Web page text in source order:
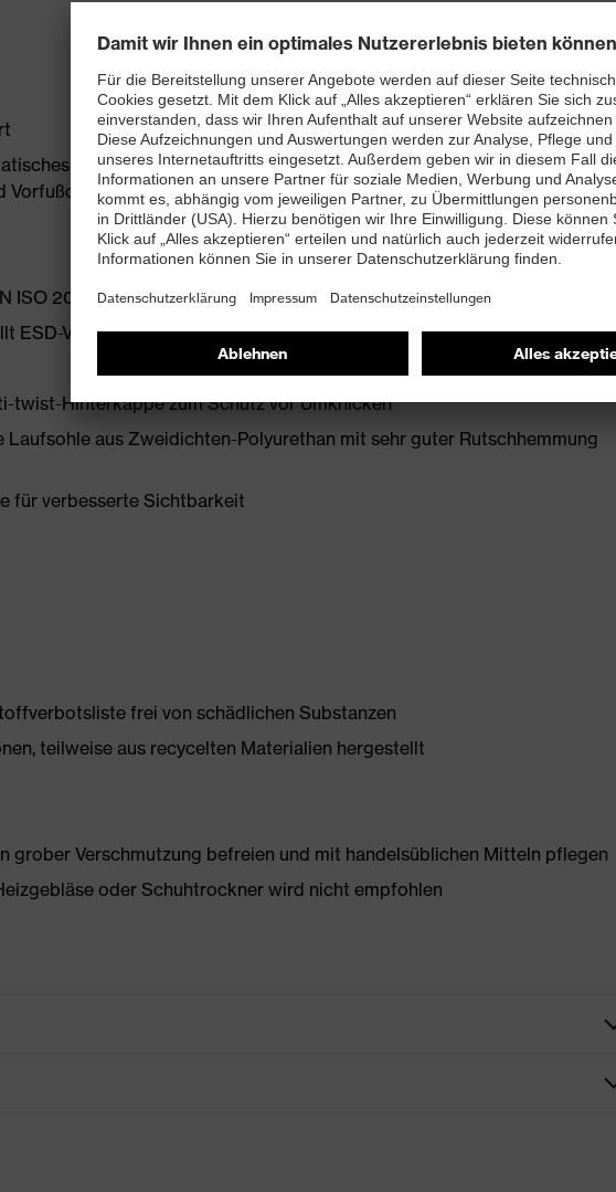
Komfortfußbett mit Feuchtigkeitstransportsystem und
Vorfußdämpfung
ISO 20345:2022 + A1:2024
ESD-Vorgaben mit Ableitwiderstand kleiner 100 Megaohm
twist-Hinterkappe zum Schutz vor Umknicken
aus Zweidichten-Polyurethan mit sehr guter Rutschhemmung
für verbesserte Sichtbarkeit
frei von schädlichen Substanzen
teilweise aus recycelten Materialien hergestellt
grober Verschmutzung befreien und mit handelsüblichen Mitteln pflegen
oder Schuhtrockner wird nicht empfohlen